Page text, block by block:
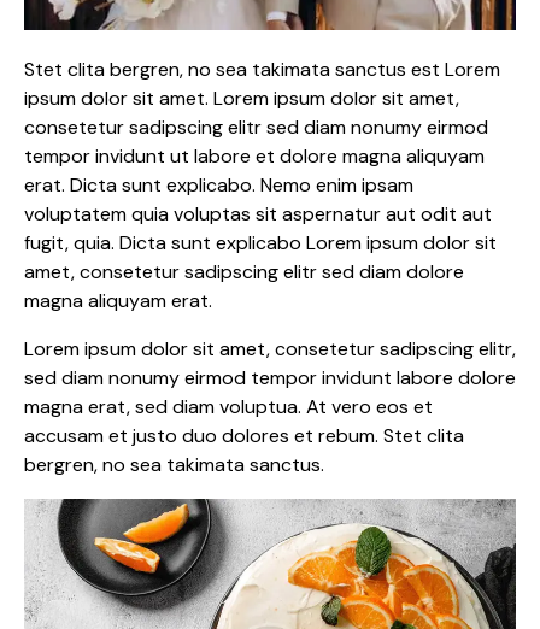
Stet clita bergren, no sea takimata sanctus est Lorem
ipsum dolor sit amet. Lorem ipsum dolor sit amet,
consetetur sadipscing elitr sed diam nonumy eirmod
tempor invidunt ut labore et dolore magna aliquyam
erat. Dicta sunt explicabo. Nemo enim ipsam
voluptatem quia voluptas sit aspernatur aut odit aut
fugit, quia. Dicta sunt explicabo Lorem ipsum dolor sit
amet, consetetur sadipscing elitr sed diam dolore
magna aliquyam erat.
Lorem ipsum dolor sit amet, consetetur sadipscing elitr,
sed diam nonumy eirmod tempor invidunt labore dolore
magna erat, sed diam voluptua. At vero eos et
accusam et justo duo dolores et rebum. Stet clita
bergren, no sea takimata sanctus.